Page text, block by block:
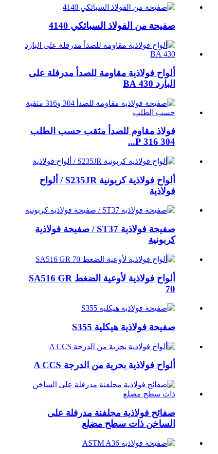
صفيحة من الفولاذ السبائكي 4140
ألواح فولاذية مقاومة للصدأ مدرفلة على
البارد 430 BA
فولاذ مقاوم للصدأ مثقب حسب الطلب
304 316 P...
ألواح فولاذية كربونية S235JR / ألواح
فولاذية
صفيحة فولاذية ST37 / صفيحة فولاذية
كربونية
ألواح فولاذية لأوعية الضغط SA516 GR
70
صفيحة فولاذية هيكلية S355
ألواح فولاذية بحرية من الدرجة A CCS
صفائح فولاذية مجلفنة مدرفلة على
الساخن ذات سطح مضلع